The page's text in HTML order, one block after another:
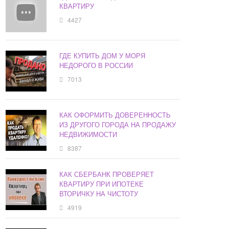
КВАРТИРУ
4427
ГДЕ КУПИТЬ ДОМ У МОРЯ
НЕДОРОГО В РОССИИ
7013
КАК ОФОРМИТЬ ДОВЕРЕННОСТЬ
ИЗ ДРУГОГО ГОРОДА НА ПРОДАЖУ
НЕДВИЖИМОСТИ
8387
КАК СБЕРБАНК ПРОВЕРЯЕТ
КВАРТИРУ ПРИ ИПОТЕКЕ
ВТОРИЧКУ НА ЧИСТОТУ
4919